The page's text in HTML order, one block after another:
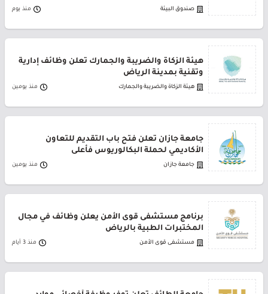
صندوق البيئة منذ يوم
هيئة الزكاة والضريبة والجمارك تعلن وظائف إدارية
وتقنية بمدينة الرياض
هيئة الزكاة والضريبة والجمارك منذ يومين
جامعة جازان تعلن فتح باب التقديم للتعاون
الأكاديمي لحملة البكالوريوس فأعلى
جامعة جازان منذ يومين
برنامج مستشفى قوى الأمن يعلن وظائف في مجال
المختبرات الطبية بالرياض
مستشفى قوى الأمن منذ 3 أيام